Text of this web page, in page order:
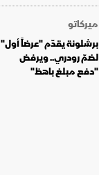
ميركاتو
برشلونة يقدّم "عرضاً أول"
لضمّ رودري.. ويرفض
"دفع مبلغ باهظ"